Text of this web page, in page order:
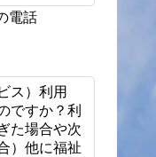
電話
ス）利用
ですか？利
た場合や次
）他に福祉